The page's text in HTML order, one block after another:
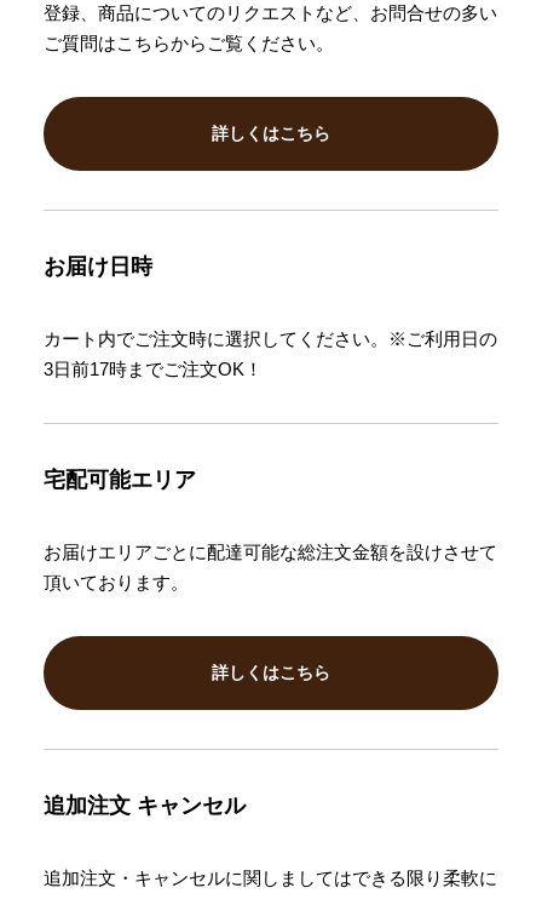
登録、商品についてのリクエストなど、お問合せの多い
ご質問はこちらからご覧ください。
詳しくはこちら
お届け日時
カート内でご注文時に選択してください。※ご利用日の
3日前17時までご注文OK！
宅配可能エリア
お届けエリアごとに配達可能な総注文金額を設けさせて
頂いております。
詳しくはこちら
追加注文 キャンセル
追加注文・キャンセルに関しましてはできる限り柔軟に